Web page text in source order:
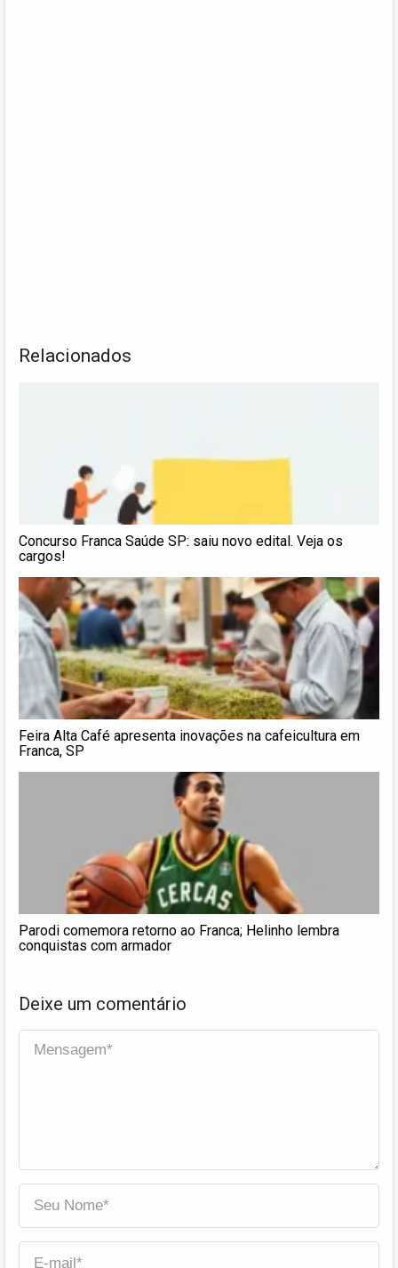
Relacionados
Concurso Franca Saúde SP: saiu novo edital. Veja os
cargos!
Feira Alta Café apresenta inovações na cafeicultura em
Franca, SP
Parodi comemora retorno ao Franca; Helinho lembra
conquistas com armador
Deixe um comentário